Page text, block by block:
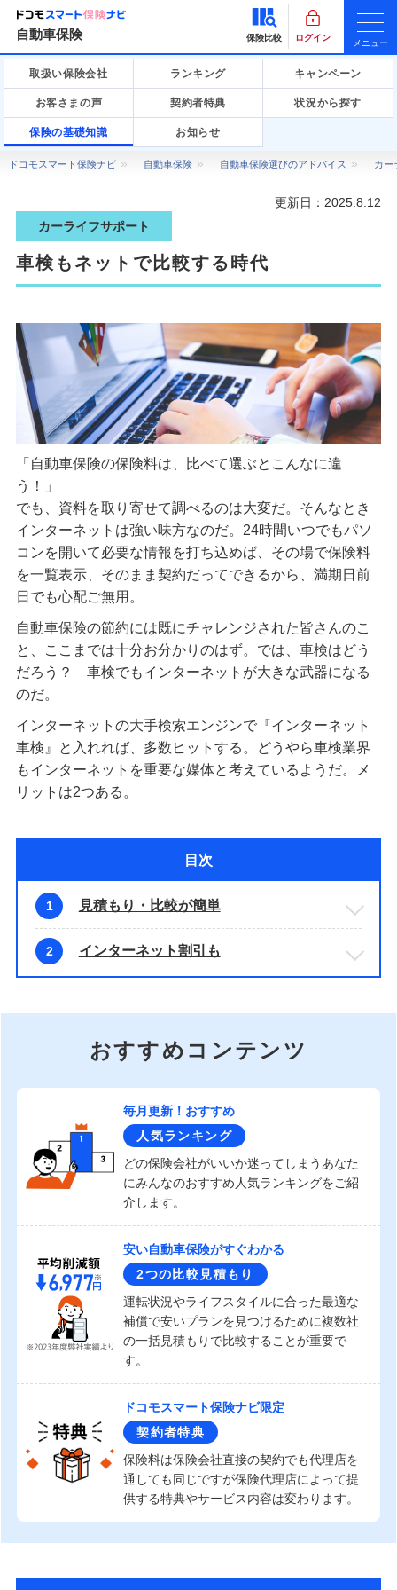
自動車保険 保険比較 ログイン
メニュー
取扱い保険会社 ランキング キャンペーン
お客さまの声 契約者特典 状況から探す
保険の基礎知識 お知らせ
ドコモスマート保険ナビ 自動車保険 自動車保険選びのアドバイス カー
更新日：2025.8.12
カーライフサポート
車検もネットで比較する時代
「自動車保険の保険料は、比べて選ぶとこんなに違
う！」
でも、資料を取り寄せて調べるのは大変だ。そんなとき
インターネットは強い味方なのだ。24時間いつでもパソ
コンを開いて必要な情報を打ち込めば、その場で保険料
を一覧表示、そのまま契約だってできるから、満期日前
日でも心配ご無用。
自動車保険の節約には既にチャレンジされた皆さんのこ
と、ここまでは十分お分かりのはず。では、車検はどう
だろう？ 車検でもインターネットが大きな武器になる
のだ。
インターネットの大手検索エンジンで『インターネット
車検』と入れれば、多数ヒットする。どうやら車検業界
もインターネットを重要な媒体と考えているようだ。メ
リットは2つある。
目次
1 見積もり・比較が簡単
2 インターネット割引も
おすすめコンテンツ
毎月更新！おすすめ
人気ランキング
どの保険会社がいいか迷ってしまうあなた
にみんなのおすすめ人気ランキングをご紹
介します。
安い自動車保険がすぐわかる
2つの比較見積もり
運転状況やライフスタイルに合った最適な
補償で安いプランを見つけるために複数社
の一括見積もりで比較することが重要で
す。
ドコモスマート保険ナビ限定
契約者特典
保険料は保険会社直接の契約でも代理店を
通しても同じですが保険代理店によって提
供する特典やサービス内容は変わります。